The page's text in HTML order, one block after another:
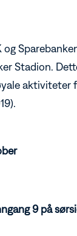
og
Stadion.
aktiviteter
9 på